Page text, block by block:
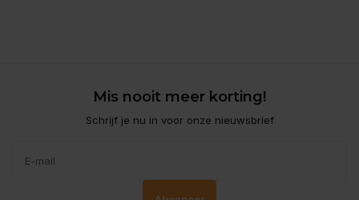
Mis nooit meer korting!
Schrijf je nu in voor onze nieuwsbrief